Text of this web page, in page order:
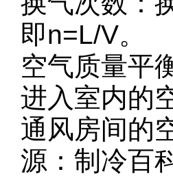
即n=L/V。
空气质量平
进入室内的
通风房间的
源：制冷百